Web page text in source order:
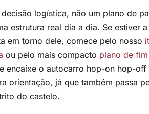
decisão logística, não um plano de
estrutura real dia a dia. Se estiver
em torno dele, comece pelo nosso
ou pelo mais compacto plano de
e encaixe o autocarro hop-on hop-off
orientação, já que também passa
do castelo.